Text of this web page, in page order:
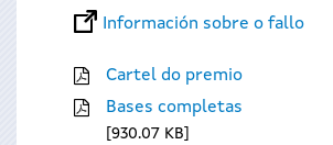
Información sobre o fallo
Cartel do premio
Bases completas
930.07 KB